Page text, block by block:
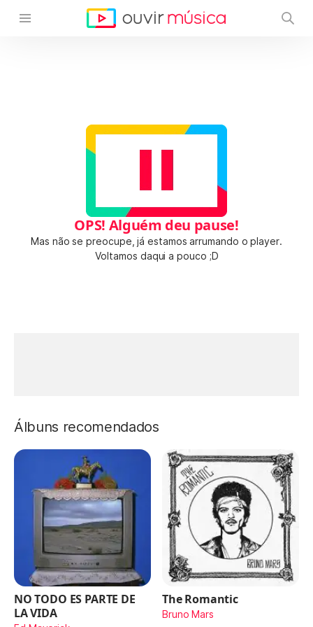
OPS! Alguém deu pause!
Mas não se preocupe, já estamos arrumando o player.
Voltamos daqui a pouco ;D
Álbuns recomendados
NO TODO ES PARTE DE
LA VIDA
The Romantic
Bruno Mars